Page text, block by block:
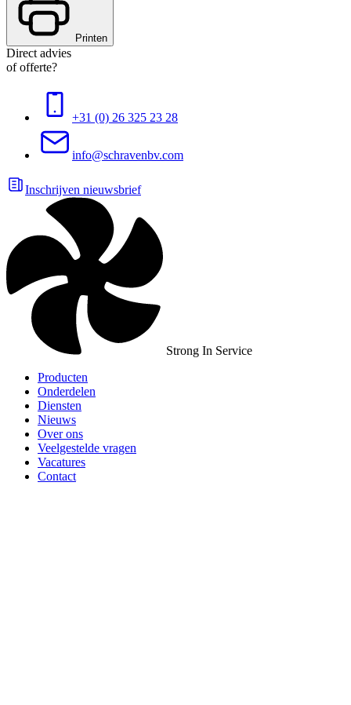
Printen
Direct advies
of offerte?
+31 (0) 26 325 23 28
info@schravenbv.com
Inschrijven nieuwsbrief
Strong In Service
Producten
Onderdelen
Diensten
Nieuws
Over ons
Veelgestelde vragen
Vacatures
Contact